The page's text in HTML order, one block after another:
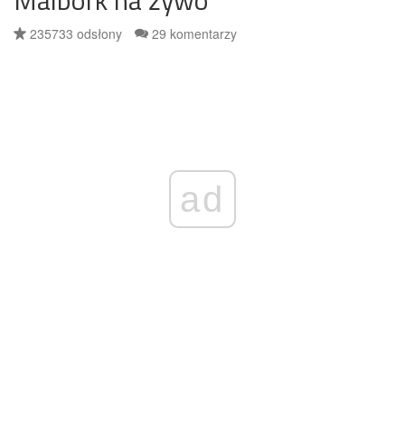
235733 odsłony 29 komentarzy
ad